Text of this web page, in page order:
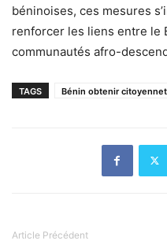
béninoises, ces mesures
renforcer les liens entre le
communautés afro-
TAGS Bénin obtenir
Article Précédent